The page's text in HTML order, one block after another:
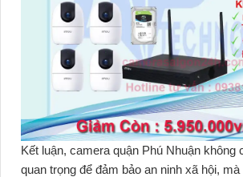
Kết luận, camera quận Phú Nhuận không
quan trọng để đảm bảo an ninh xã hội,